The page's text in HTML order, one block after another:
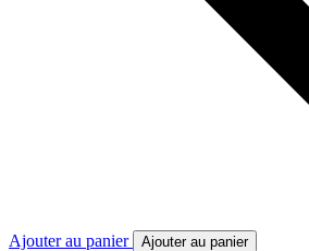
Ajouter au panier Ajouter au panier